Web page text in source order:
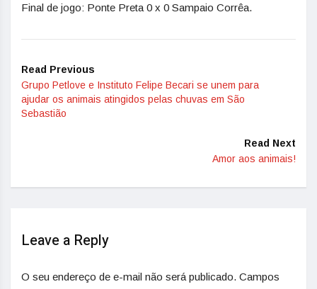
Final de jogo: Ponte Preta 0 x 0 Sampaio Corrêa.
Read Previous
Grupo Petlove e Instituto Felipe Becari se unem para
ajudar os animais atingidos pelas chuvas em São
Sebastião
Read Next
Amor aos animais!
Leave a Reply
O seu endereço de e-mail não será publicado. Campos